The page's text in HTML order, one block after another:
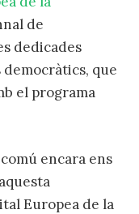
de
dedicades
que
el programa
encara ens
Europea de la